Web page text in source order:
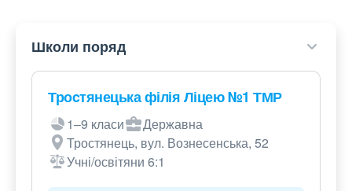
Школи поряд
Троcтянецька філія Ліцею №1 ТМР
1–9 класи
Державна
Тростянець, вул. Вознесенська, 52
Учні/освітяни 6:1